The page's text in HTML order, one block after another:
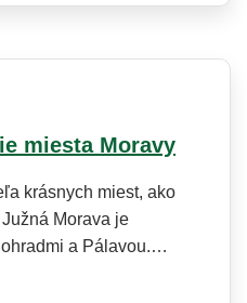
miesta Moravy
krásnych miest, ako
Morava je
a Pálavou.…